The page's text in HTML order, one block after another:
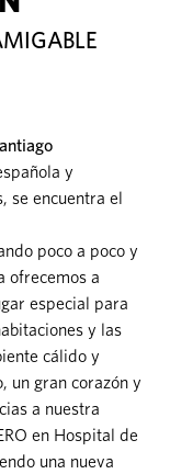
y
se encuentra el
poco a poco y
ofrecemos a
especial para
y las
cálido y
un gran corazón y
a nuestra
en Hospital de
una nueva